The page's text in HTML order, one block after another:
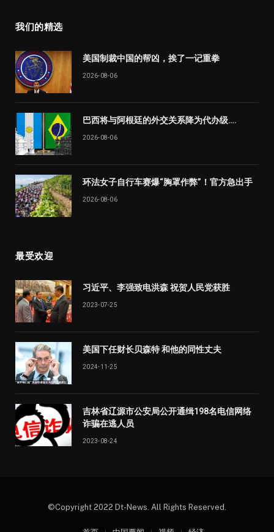
我们的精选
美国制裁中国的帮凶，挨了一记重拳
2026-08-06
巴西将与阿根廷的外交关系降为代办级….
2026-08-06
环法女子自行车赛爆“胸罩作弊”！官方急出手
2026-08-06
最受欢迎
习近平、李强致电洪森 祝贺人民党获胜
2023-07-25
美国下任财长贝森特 和他的同性丈夫
2024-11-25
吉林省辽源市公安局公开通缉198名电信网络
诈骗在逃人员
2023-08-24
©Copyright 2022 Dt-News. All Rights Reserved.